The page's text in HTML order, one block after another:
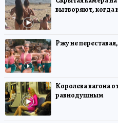
вытворяют, когда
Ржу не
Королева вагона
равнодушным